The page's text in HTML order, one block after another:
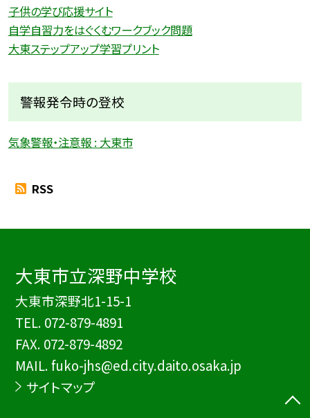
子供の学び応援サイト
自学自習力をはぐくむワークブック問題
大東ステップアップ学習プリント
警報発令時の登校
気象警報・注意報 : 大東市
RSS
大東市立深野中学校
大東市深野北1-15-1
TEL. 072-879-4891
FAX. 072-879-4892
MAIL. fuko-jhs@ed.city.daito.osaka.jp
サイトマップ